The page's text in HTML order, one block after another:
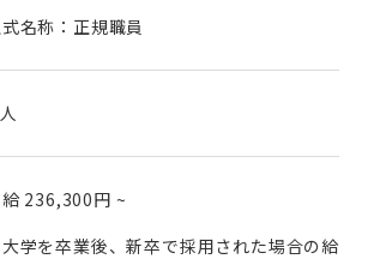
名称：正規職員
236,300円 ~
学を卒業後、新卒で採用された場合の給